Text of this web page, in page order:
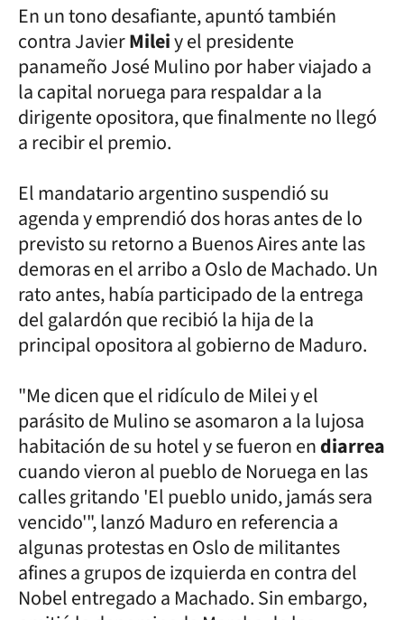
En un tono desafiante, apuntó también
contra JavierMileiy el presidente
panameño José Mulino por haber viajado a
la capital noruega para respaldar a la
dirigente opositora, que finalmente no llegó
a recibir el premio.
El mandatario argentino suspendió su
agenda y emprendió dos horas antes de lo
previsto su retorno a Buenos Aires ante las
demoras en el arribo a Oslo de Machado. Un
rato antes, había participado de la entrega
del galardón que recibió la hija de la
principal opositora al gobierno de Maduro.
"Me dicen que el ridículo de Milei y el
parásito de Mulino se asomaron a la lujosa
habitación de su hotel y se fueron endiarrea
cuando vieron al pueblo de Noruega en las
calles gritando 'El pueblo unido, jamás sera
vencido'", lanzó Maduro en referencia a
algunas protestas en Oslo de militantes
afines a grupos de izquierda en contra del
Nobel entregado a Machado. Sin embargo,